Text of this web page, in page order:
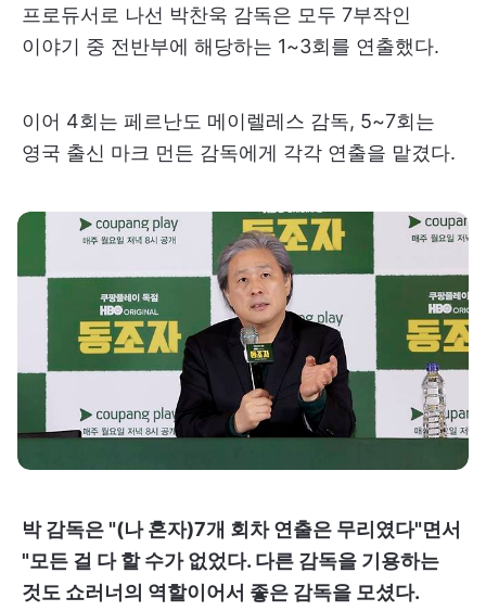
프로듀서로 나선 박찬욱 감독은 모두 7부작인
이야기 중 전반부에 해당하는 1~3회를 연출했다.
이어 4회는 페르난도 메이렐레스 감독, 5~7회는
영국 출신 마크 먼든 감독에게 각각 연출을 맡겼다.
박 감독은 "(나 혼자)7개 회차 연출은 무리였다"면서
"모든 걸 다 할 수가 없었다. 다른 감독을 기용하는
것도 쇼러너의 역할이어서 좋은 감독을 모셨다.